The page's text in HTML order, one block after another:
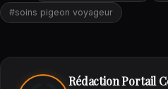
#soins pigeon voyageur
Rédaction Portail